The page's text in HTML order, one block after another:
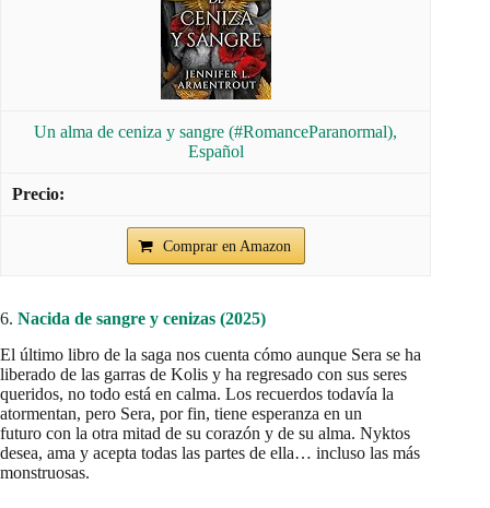
Un alma de ceniza y sangre (#RomanceParanormal),
Español
Comprar en Amazon
6. Nacida de sangre y cenizas (2025)
El último libro de la saga nos cuenta cómo aunque Sera se ha
liberado de las garras de Kolis y ha regresado con sus seres
queridos, no todo está en calma. Los recuerdos todavía la
atormentan, pero Sera, por fin, tiene esperanza en un
futuro con la otra mitad de su corazón y de su alma. Nyktos
desea, ama y acepta todas las partes de ella… incluso las más
monstruosas.